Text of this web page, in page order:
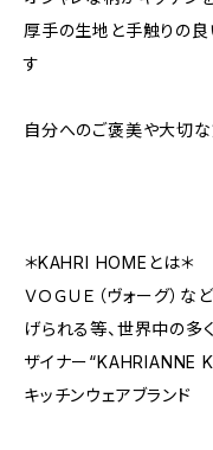
厚手の生地と手触りの
す
自分へのご褒美や大切
＊KAHRI HOMEとは＊
ＶＯＧＵＥ（ヴォーグ）
げられる等、世界中の多
ザイナー“KAHRIANNE
キッチンウェアブランド